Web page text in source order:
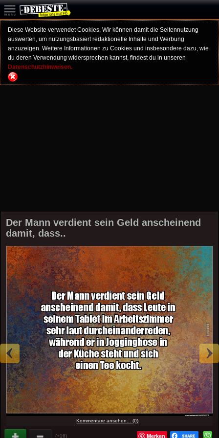
Diese Website verwendet Cookies. Wir können damit die Seitennutzung
auswerten, um nutzungsbasiert redaktionelle Inhalte und Werbung
anzuzeigen. Weitere Informationen zu Cookies und insbesondere dazu, wie
du deren Verwendung widersprechen kannst, findest du in unseren
Datenschutzhinweisen.
Der Mann verdient sein Geld anscheinend
damit, dass..
Kommentare ansehen... (0)
(+16) Merken